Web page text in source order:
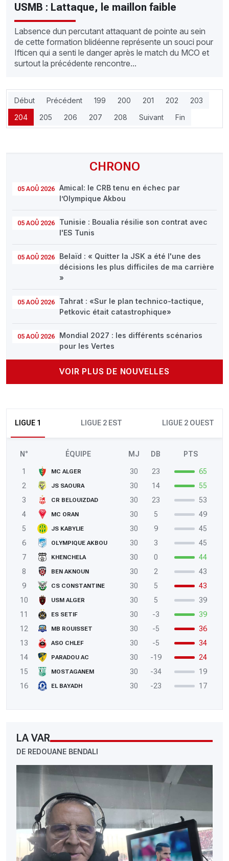
CHRONO
05 AOÛ 2026
Amical: le CRB tenu en échec par
l’Olympique Akbou
05 AOÛ 2026
Tunisie : Boualia résilie son contrat avec
l'ES Tunis
05 AOÛ 2026
Belaïd : « Quitter la JSK a été l'une des
décisions les plus difficiles de ma carrière
»
05 AOÛ 2026
Tahrat : «Sur le plan technico-tactique,
Petkovic était catastrophique»
05 AOÛ 2026
Mondial 2027 : les différents scénarios
pour les Vertes
VOIR PLUS DE NOUVELLES
LIGUE 1 LIGUE 2 EST LIGUE 2 OUEST
N° ÉQUIPE MJ DB PTS
1 MC ALGER 30 23
65
2
JS SAOURA 30 14
55
3
CR BELOUIZDAD 30 23
53
4
MC ORAN 30 5
49
5
JS KABYLIE 30 9
45
6
OLYMPIQUE AKBOU 30 3
45
7
KHENCHELA 30 0
44
8
BEN AKNOUN 30 2
43
9
CS CONSTANTINE 30 5
43
10
USM ALGER 30 5
39
11
ES SETIF 30 -3
39
12
MB ROUISSET 30 -5
36
13
ASO CHLEF 30 -5
34
14
PARADOU AC 30 -19
24
15
MOSTAGANEM 30 -34
19
16
EL BAYADH 30 -23 17
LA VAR
DE REDOUANE BENDALI
USMB : Lattaque, le maillon faible
Labsence dun percutant attaquant de pointe au sein
de cette formation blidéenne représente un souci pour
Ifticen qui a senti le danger après le match du MCO et
surtout la précédente rencontre...
Début Précédent 199 200 201 202
203
204
205 206 207 208 Suivant Fin